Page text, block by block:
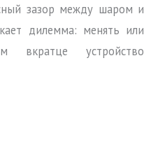
зазор между шаром и
дилемма: менять или
вкратце устройство